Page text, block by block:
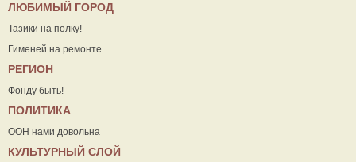
ЛЮБИМЫЙ ГОРОД
Тазики на полку!
Гименей на ремонте
РЕГИОН
Фонду быть!
ПОЛИТИКА
ООН нами довольна
КУЛЬТУРНЫЙ СЛОЙ